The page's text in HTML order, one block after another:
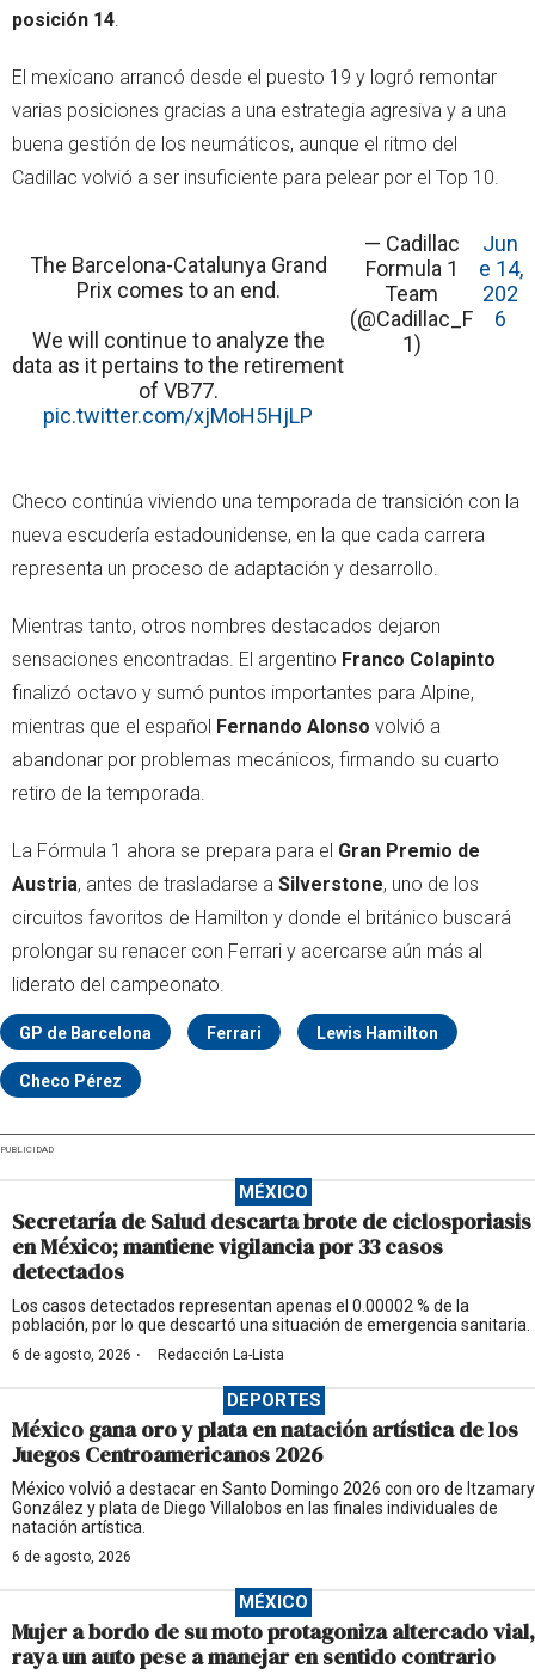
posición 14.
El mexicano arrancó desde el puesto 19 y logró remontar
varias posiciones gracias a una estrategia agresiva y a una
buena gestión de los neumáticos, aunque el ritmo del
Cadillac volvió a ser insuficiente para pelear por el Top 10.
The Barcelona-Catalunya Grand
Prix comes to an end.
We will continue to analyze the
data as it pertains to the retirement
of VB77.
pic.twitter.com/xjMoH5HjLP
— Cadillac
Formula 1
Team
(@Cadillac_F
1)
Jun
e 14,
202
6
Checo continúa viviendo una temporada de transición con la
nueva escudería estadounidense, en la que cada carrera
representa un proceso de adaptación y desarrollo.
Mientras tanto, otros nombres destacados dejaron
sensaciones encontradas. El argentino Franco Colapinto
finalizó octavo y sumó puntos importantes para Alpine,
mientras que el español Fernando Alonso volvió a
abandonar por problemas mecánicos, firmando su cuarto
retiro de la temporada.
La Fórmula 1 ahora se prepara para el Gran Premio de
Austria, antes de trasladarse a Silverstone, uno de los
circuitos favoritos de Hamilton y donde el británico buscará
prolongar su renacer con Ferrari y acercarse aún más al
liderato del campeonato.
GP de Barcelona Ferrari Lewis Hamilton
Checo Pérez
PUBLICIDAD
MÉXICO
Secretaría de Salud descarta brote de ciclosporiasis
en México; mantiene vigilancia por 33 casos
detectados
Los casos detectados representan apenas el 0.00002 % de la
población, por lo que descartó una situación de emergencia sanitaria.
6 de agosto, 2026 · Redacción La-Lista
DEPORTES
México gana oro y plata en natación artística de los
Juegos Centroamericanos 2026
México volvió a destacar en Santo Domingo 2026 con oro de Itzamary
González y plata de Diego Villalobos en las finales individuales de
natación artística.
6 de agosto, 2026
MÉXICO
Mujer a bordo de su moto protagoniza altercado vial,
raya un auto pese a manejar en sentido contrario